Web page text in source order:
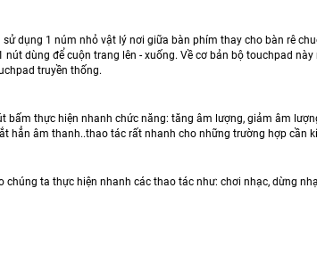
dụng 1 núm nhỏ vật lý nơi giữa bàn phím thay cho bàn rê
dùng để cuộn trang lên - xuống. Về cơ bản bộ touchpad
truyền thống.
bấm thực hiện nhanh chức năng: tăng âm lượng, giảm âm
hẳn âm thanh..thao tác rất nhanh cho những trường hợp cần
ta thực hiện nhanh các thao tác như: chơi nhạc, dừng